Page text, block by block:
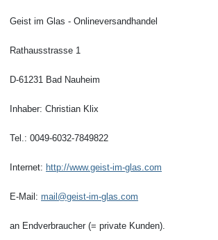
Geist im Glas - Onlineversandhandel
Rathausstrasse 1
D-61231 Bad Nauheim
Inhaber: Christian Klix
Tel.: 0049-6032-7849822
Internet: http://www.geist-im-glas.com
E-Mail: mail@geist-im-glas.com
an Endverbraucher (= private Kunden).